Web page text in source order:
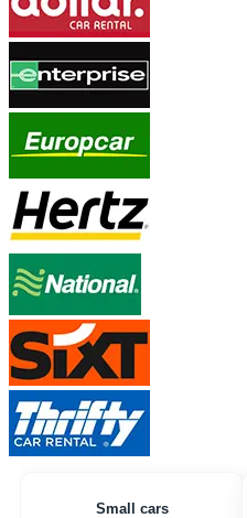
Small cars